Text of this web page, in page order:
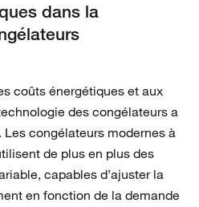
dans la
coûts énergétiques et aux
des congélateurs a
congélateurs modernes à
de plus en plus des
capables d’ajuster la
en fonction de la demande